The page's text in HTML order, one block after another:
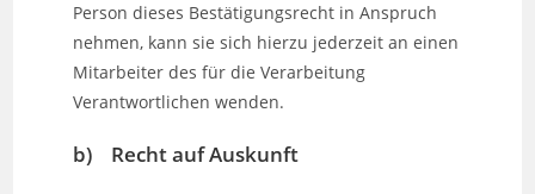
Person dieses Bestätigungsrecht in Anspruch
nehmen, kann sie sich hierzu jederzeit an einen
Mitarbeiter des für die Verarbeitung
Verantwortlichen wenden.
b) Recht auf Auskunft